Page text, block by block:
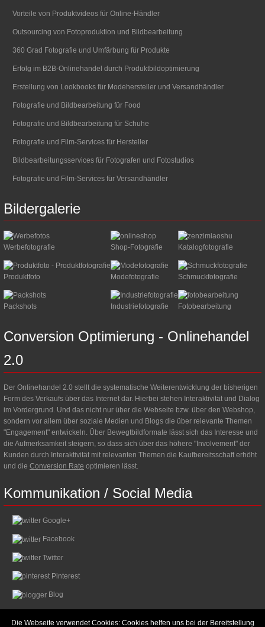
Vorteile von Produktvideos für Online-Händler
Outsourcing von Fotoproduktion und Bildbearbeitung
360 Grad Fotografie und Umfärbung für Produkte
Erfolg im B2B-Onlinehandel durch Produktbildoptimierung
Erstellung von Lookbooks für Modehersteller und Versandhändler
Fotografie und Bildbearbeitung für Food
Fotografie und Bildbearbeitung für Schuhe
Fotografie und Film-Services für Hersteller
Bildbearbeitungsservices für Fotografen und Fotostudios
Fotografie und Film-Services für Versandhändler
Bildergalerie
Werbefotografie Shop-Fotografie Katalogfotografie
Produktfoto Modefotografie Schmuckfotografie
Packshots Industriefotografie Fotobearbeitung
Conversion Optimierung - Onlinehandel
2.0
Der Onlinehandel 2.0 stellt die systematische Weiterentwicklung der bisherigen
Form des Verkaufs über das Internet dar. Hierbei stehen Interaktivität und Dialog
im Vordergrund. Und das nicht nur über die Webseite bzw. über den Webshop,
sondern vor allem über soziale Medien und Blogs die über relevante Themen
"Engagement" entwickeln. Über Bewegtbildformate lässt sich das Interesse und
die Aufmerksamkeit steigern, so dass sich über das höhere "Involvement" der
Kunden durch Interaktivität mit relevanten Themen die Kaufbereitsschaft erhöht
und die Conversion Rate optimieren lässt.
Kommunikation / Social Media
Google+
Facebook
Twitter
Pinterest
Blog
Die Webseite verwendet Cookies: Cookies helfen uns bei der Bereitstellung